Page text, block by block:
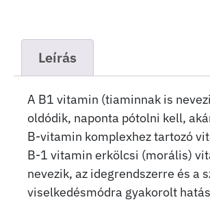
Leírás
A B1 vitamin (tiaminnak is
oldódik, naponta pótolni kell,
B-vitamin komplexhez tartozó
B-1 vitamin erkölcsi (morális)
nevezik, az idegrendszerre és a
viselkedésmódra gyakorolt